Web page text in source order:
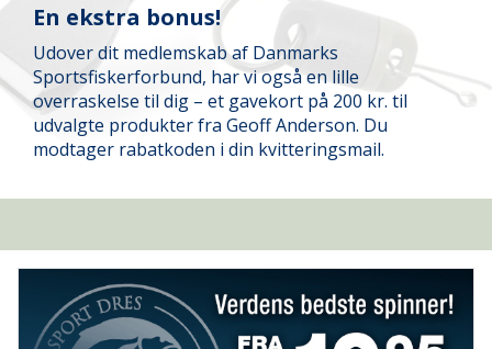
En ekstra bonus!
Udover dit medlemskab af Danmarks
Sportsfiskerforbund, har vi også en lille
overraskelse til dig – et gavekort på 200 kr. til
udvalgte produkter fra Geoff Anderson. Du
modtager rabatkoden i din kvitteringsmail.